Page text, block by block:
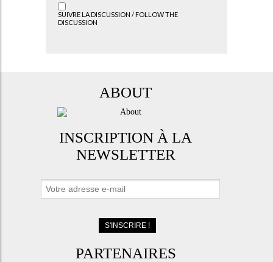
SUIVRE LA DISCUSSION / FOLLOW THE
DISCUSSION
ABOUT
INSCRIPTION À LA
NEWSLETTER
PARTENAIRES